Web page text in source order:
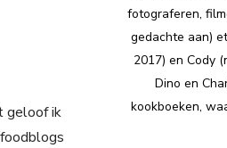
geloof ik
fotograferen,
gedachte aan)
2017) en Cody
Dino en
kookboeken,